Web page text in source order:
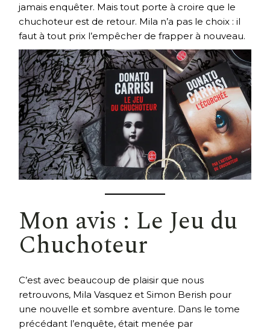
jamais enquêter. Mais tout porte à croire que le
chuchoteur est de retour. Mila n’a pas le choix : il
faut à tout prix l’empêcher de frapper à nouveau.
Mon avis : Le Jeu du
Chuchoteur
C’est avec beaucoup de plaisir que nous
retrouvons, Mila Vasquez et Simon Berish pour
une nouvelle et sombre aventure. Dans le tome
précédant l’enquête, était menée par